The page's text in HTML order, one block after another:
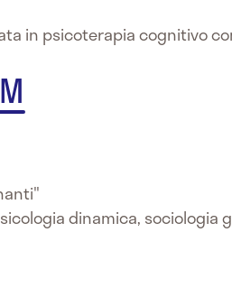
in psicoterapia cognitivo
dinamica, sociologia